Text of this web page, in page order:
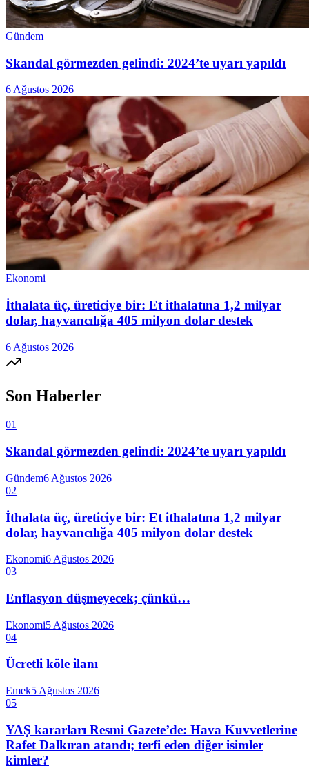
Gündem
Skandal görmezden gelindi: 2024’te uyarı yapıldı
6 Ağustos 2026
Ekonomi
İthalata üç, üreticiye bir: Et ithalatına 1,2 milyar
dolar, hayvancılığa 405 milyon dolar destek
6 Ağustos 2026
Son Haberler
01
Skandal görmezden gelindi: 2024’te uyarı yapıldı
Gündem6 Ağustos 2026
02
İthalata üç, üreticiye bir: Et ithalatına 1,2 milyar
dolar, hayvancılığa 405 milyon dolar destek
Ekonomi6 Ağustos 2026
03
Enflasyon düşmeyecek; çünkü…
Ekonomi5 Ağustos 2026
04
Ücretli köle ilanı
Emek5 Ağustos 2026
05
YAŞ kararları Resmi Gazete’de: Hava Kuvvetlerine
Rafet Dalkıran atandı; terfi eden diğer isimler
kimler?